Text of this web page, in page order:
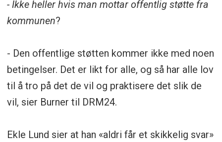
- Ikke heller hvis man mottar offentlig støtte fra
kommunen?
- Den offentlige støtten kommer ikke med noen
betingelser. Det er likt for alle, og så har alle lov
til å tro på det de vil og praktisere det slik de
vil, sier Burner til DRM24.
Ekle Lund sier at han «aldri får et skikkelig svar»